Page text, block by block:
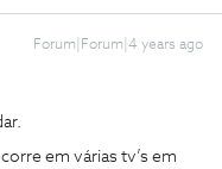
Forum|Forum|4 years ago
em várias tv’s em